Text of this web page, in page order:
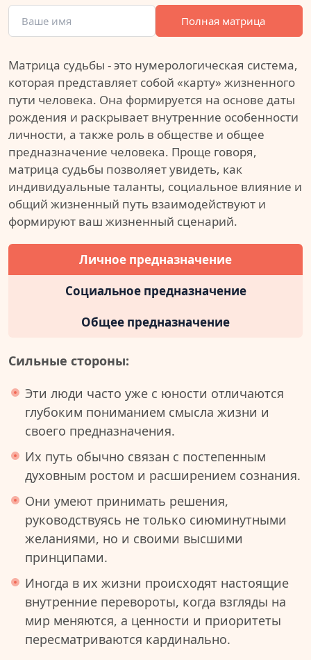
Полная матрица
Матрица судьбы - это нумерологическая система,
которая представляет собой «карту» жизненного
пути человека. Она формируется на основе даты
рождения и раскрывает внутренние особенности
личности, а также роль в обществе и общее
предназначение человека. Проще говоря,
матрица судьбы позволяет увидеть, как
индивидуальные таланты, социальное влияние и
общий жизненный путь взаимодействуют и
формируют ваш жизненный сценарий.
Личное предназначение
Социальное предназначение
Общее предназначение
Сильные стороны:
Эти люди часто уже с юности отличаются
глубоким пониманием смысла жизни и
своего предназначения.
Их путь обычно связан с постепенным
духовным ростом и расширением сознания.
Они умеют принимать решения,
руководствуясь не только сиюминутными
желаниями, но и своими высшими
принципами.
Иногда в их жизни происходят настоящие
внутренние перевороты, когда взгляды на
мир меняются, а ценности и приоритеты
пересматриваются кардинально.